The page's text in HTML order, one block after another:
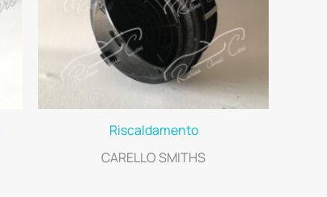
Riscaldamento
CARELLO SMITHS